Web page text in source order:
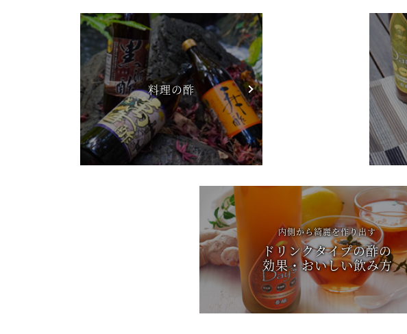
料理の酢
内側から綺麗を作り出す
ドリンクタイプの酢の
効果・おいしい飲み方